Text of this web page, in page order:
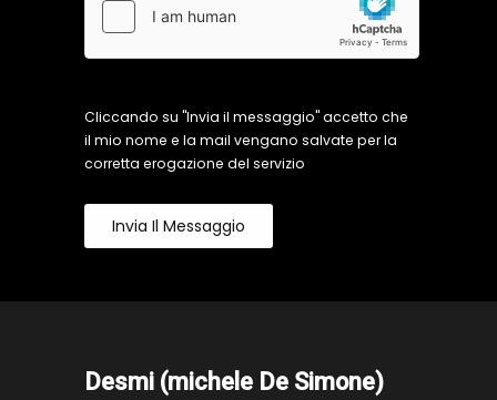
Cliccando su "Invia il messaggio" accetto che
il mio nome e la mail vengano salvate per la
corretta erogazione del servizio
Invia Il Messaggio
Desmi (michele De Simone)